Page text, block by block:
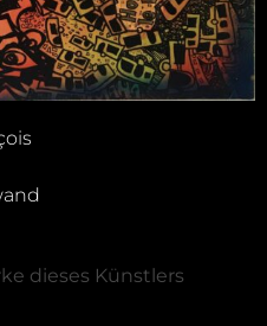
dieses Künstlers